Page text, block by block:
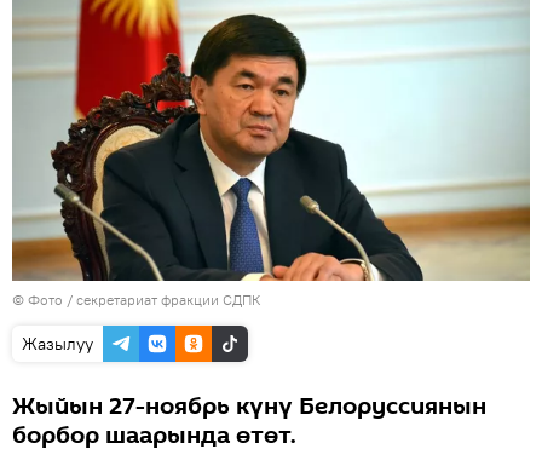
© Фото / секретариат фракции СДПК
Жазылуу
Жыйын 27-ноябрь күнү Белоруссиянын
борбор шаарында өтөт.